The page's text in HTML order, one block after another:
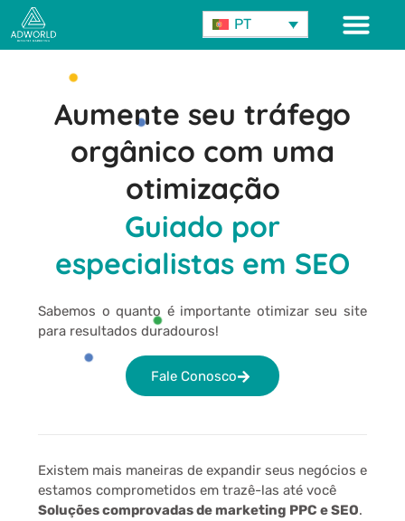
PT
Aumente seu tráfego
orgânico com uma
otimização
Guiado por
especialistas em SEO
Sabemos o quanto é importante otimizar seu site
para resultados duradouros!
Fale Conosco
Existem mais maneiras de expandir seus negócios e
estamos comprometidos em trazê-las até você
Soluções comprovadas de marketing PPC e SEO.